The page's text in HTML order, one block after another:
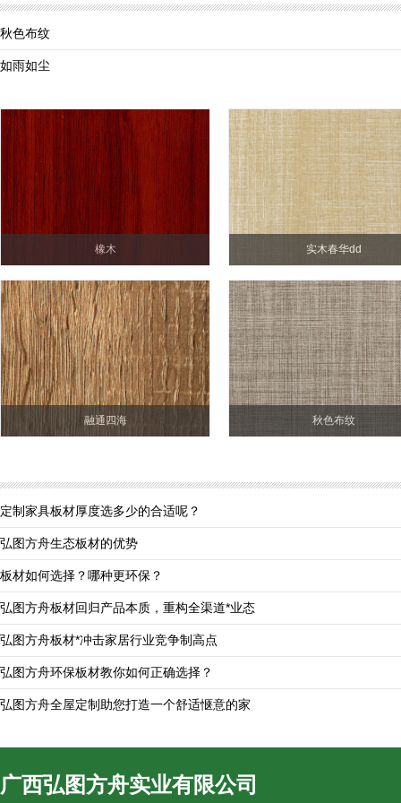
秋色布纹
如雨如尘
橡木 实木春华dd
融通四海 秋色布纹
定制家具板材厚度选多少的合适呢？
弘图方舟生态板材的优势
板材如何选择？哪种更环保？
弘图方舟板材回归产品本质，重构全渠道*业态
弘图方舟板材*冲击家居行业竞争制高点
弘图方舟环保板材教你如何正确选择？
弘图方舟全屋定制助您打造一个舒适惬意的家
广西弘图方舟实业有限公司